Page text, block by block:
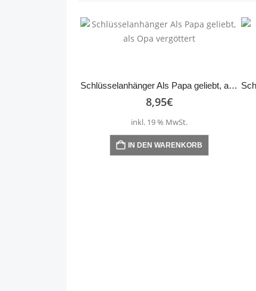
Schlüsselanhänger Als Papa geliebt, als Opa vergöttert
8,95€
inkl. 19 % MwSt.
IN DEN WARENKORB